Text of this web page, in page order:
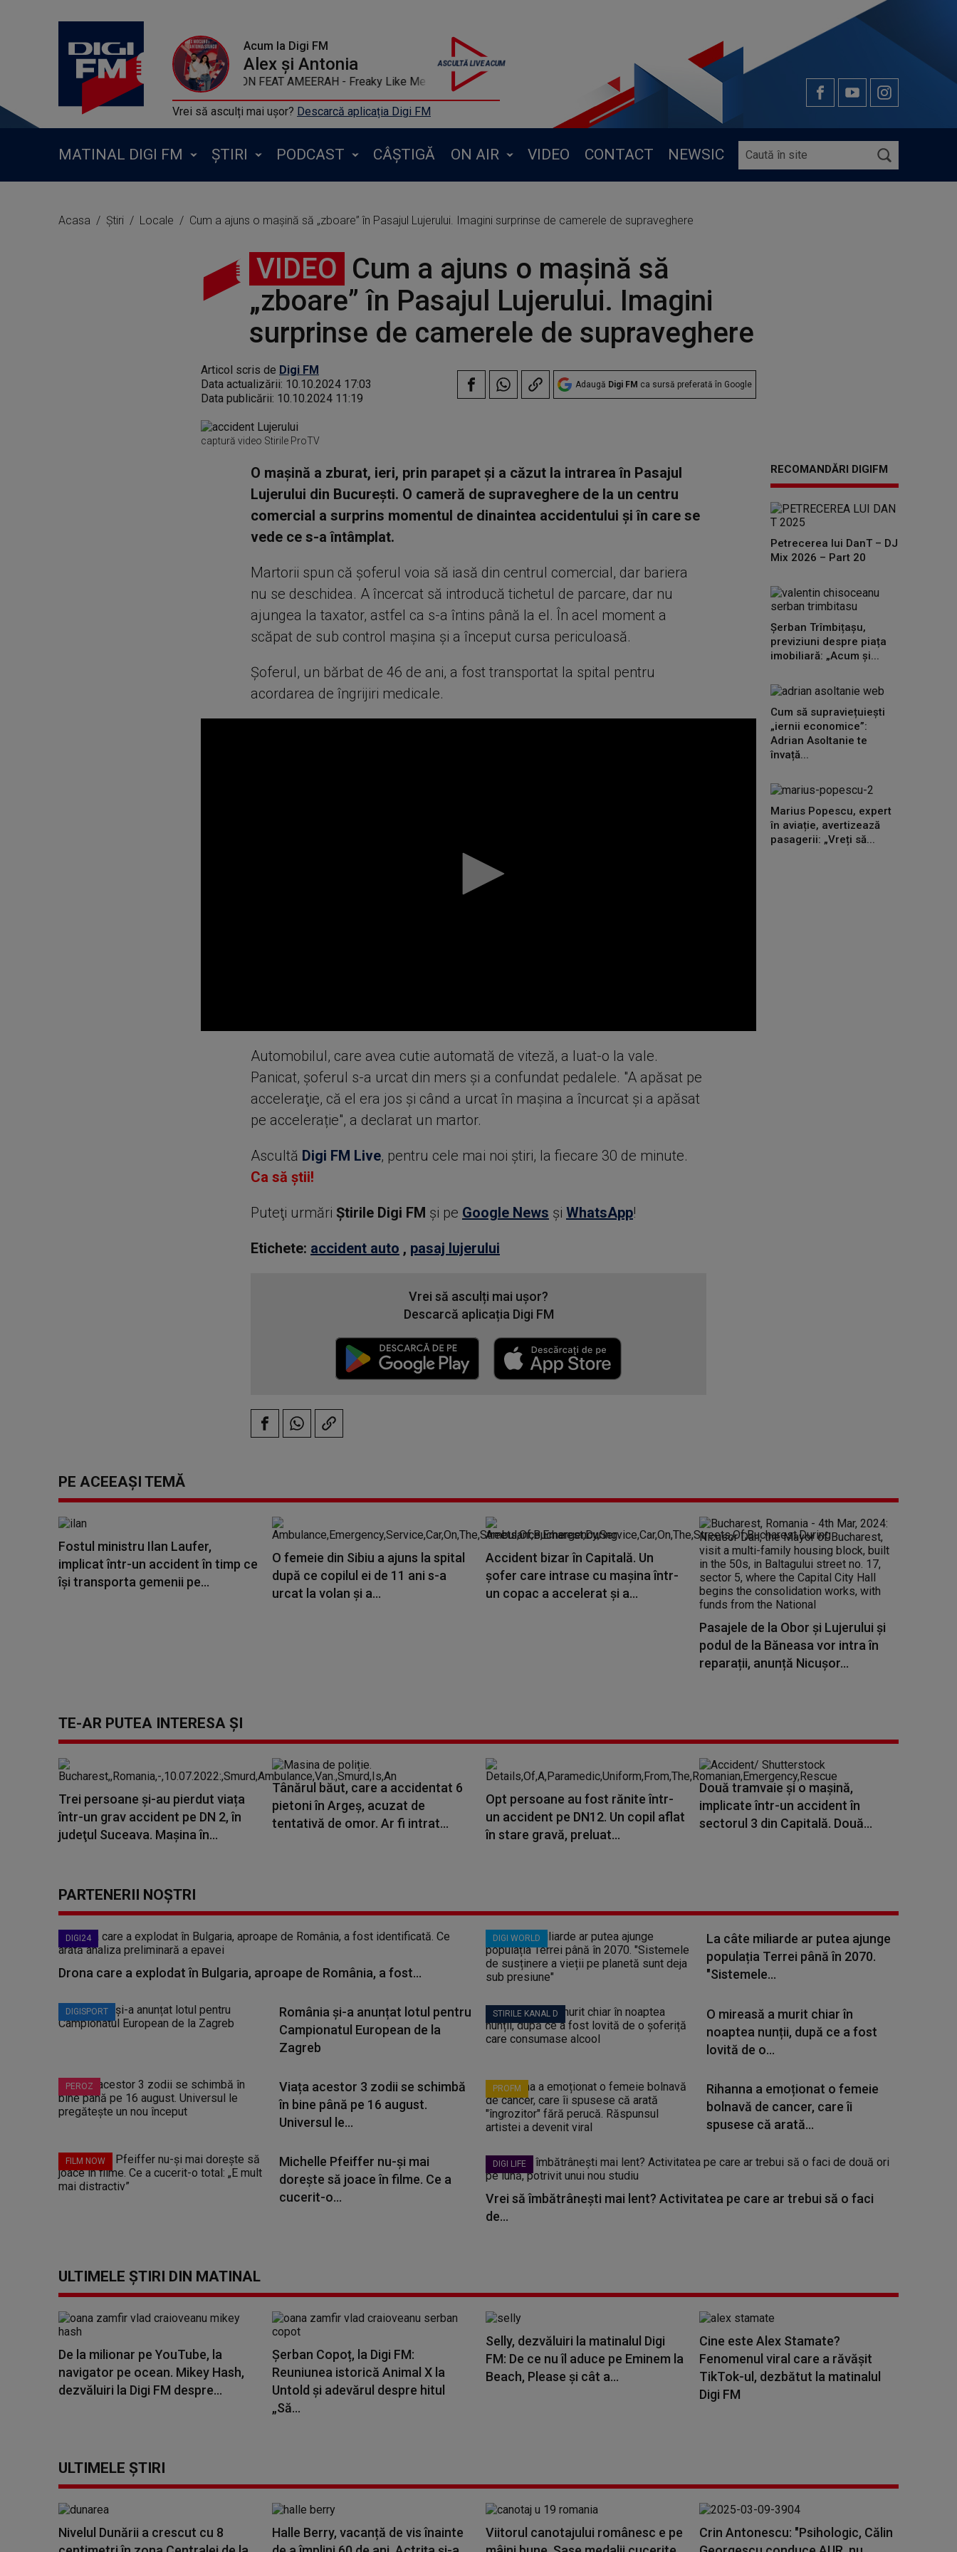
Acum la Digi FM
Alex și Antonia
MADCON FEAT AMEERAH - Freaky Like Me
Vrei să asculți mai ușor? Descarcă aplicația Digi FM
MATINAL DIGI FM ȘTIRI PODCAST CÂȘTIGĂ ON AIR VIDEO CONTACT NEWSIC
Acasa Știri Locale Cum a ajuns o mașină să „zboare” în Pasajul Lujerului. Imagini surprinse de camerele de supraveghere
VIDEO Cum a ajuns o mașină să
„zboare” în Pasajul Lujerului. Imagini
surprinse de camerele de supraveghere
Articol scris de Digi FM
Data actualizării: 10.10.2024 17:03
Data publicării: 10.10.2024 11:19
Adaugă Digi FM ca sursă preferată în Google
captură video Stirile ProTV
O mașină a zburat, ieri, prin parapet și a căzut la intrarea în Pasajul
Lujerului din București. O cameră de supraveghere de la un centru
comercial a surprins momentul de dinaintea accidentului și în care se
vede ce s-a întâmplat.
Martorii spun că șoferul voia să iasă din centrul comercial, dar bariera
nu se deschidea. A încercat să introducă tichetul de parcare, dar nu
ajungea la taxator, astfel ca s-a întins până la el. În acel moment a
scăpat de sub control mașina și a început cursa periculoasă.
Șoferul, un bărbat de 46 de ani, a fost transportat la spital pentru
acordarea de îngrijiri medicale.
Volume
Automobilul, care avea cutie automată de viteză, a luat-o la vale.
Panicat, şoferul s-a urcat din mers şi a confundat pedalele. "A apăsat pe
acceleraţie, că el era jos şi când a urcat în mașina a încurcat și a apăsat
pe accelerație", a declarat un martor.
Ascultă Digi FM Live, pentru cele mai noi știri, la fiecare 30 de minute.
Ca să știi!
Puteţi urmări Știrile Digi FM şi pe Google News şi WhatsApp!
Etichete: accident auto , pasaj lujerului
Vrei să asculți mai ușor?
Descarcă aplicația Digi FM
RECOMANDĂRI DIGIFM
Petrecerea lui DanT – DJ
Mix 2026 – Part 20
Șerban Trîmbițașu,
previziuni despre piața
imobiliară: „Acum și...
Cum să supraviețuiești
„iernii economice”:
Adrian Asoltanie te
învață...
Marius Popescu, expert
în aviație, avertizează
pasagerii: „Vreți să...
PE ACEEAȘI TEMĂ
Fostul ministru Ilan Laufer,
implicat într-un accident în timp ce
îşi transporta gemenii pe...
O femeie din Sibiu a ajuns la spital
după ce copilul ei de 11 ani s-a
urcat la volan şi a...
Accident bizar în Capitală. Un
şofer care intrase cu maşina într-
un copac a accelerat şi a...
Pasajele de la Obor şi Lujerului şi
podul de la Băneasa vor intra în
reparații, anunță Nicușor...
TE-AR PUTEA INTERESA ȘI
Trei persoane și-au pierdut viața
într-un grav accident pe DN 2, în
judeţul Suceava. Mașina în...
Tânărul băut, care a accidentat 6
pietoni în Argeș, acuzat de
tentativă de omor. Ar fi intrat...
Opt persoane au fost rănite într-
un accident pe DN12. Un copil aflat
în stare gravă, preluat...
Două tramvaie şi o maşină,
implicate într-un accident în
sectorul 3 din Capitală. Două...
PARTENERII NOȘTRI
DIGI24
Drona care a explodat în Bulgaria, aproape de România, a fost...
DIGISPORT
România și-a anunțat lotul pentru
Campionatul European de la
Zagreb
PEROZ
Viața acestor 3 zodii se schimbă
în bine până pe 16 august.
Universul le...
FILM NOW
Michelle Pfeiffer nu-și mai
dorește să joace în filme. Ce a
cucerit-o...
DIGI WORLD
La câte miliarde ar putea ajunge
populația Terrei până în 2070.
"Sistemele...
STIRILE KANAL D
O mireasă a murit chiar în
noaptea nunții, după ce a fost
lovită de o...
PROFM
Rihanna a emoționat o femeie
bolnavă de cancer, care îi
spusese că arată...
DIGI LIFE
Vrei să îmbătrânești mai lent? Activitatea pe care ar trebui să o faci
de...
ULTIMELE ȘTIRI DIN MATINAL
De la milionar pe YouTube, la
navigator pe ocean. Mikey Hash,
dezvăluiri la Digi FM despre...
Șerban Copoț, la Digi FM:
Reuniunea istorică Animal X la
Untold și adevărul despre hitul
„Să...
Selly, dezvăluiri la matinalul Digi
FM: De ce nu îl aduce pe Eminem la
Beach, Please și cât a...
Cine este Alex Stamate?
Fenomenul viral care a răvășit
TikTok-ul, dezbătut la matinalul
Digi FM
ULTIMELE ȘTIRI
Nivelul Dunării a crescut cu 8
Halle Berry, vacanță de vis înainte
Viitorul canotajului românesc e pe
Crin Antonescu: "Psihologic, Călin